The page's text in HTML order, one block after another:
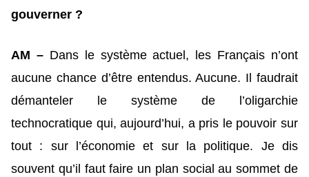
gouverner ?
AM – Dans le système actuel, les Français n’ont
aucune chance d’être entendus. Aucune. Il faudrait
démanteler le système de l’oligarchie
technocratique qui, aujourd’hui, a pris le pouvoir sur
tout : sur l’économie et sur la politique. Je dis
souvent qu’il faut faire un plan social au sommet de